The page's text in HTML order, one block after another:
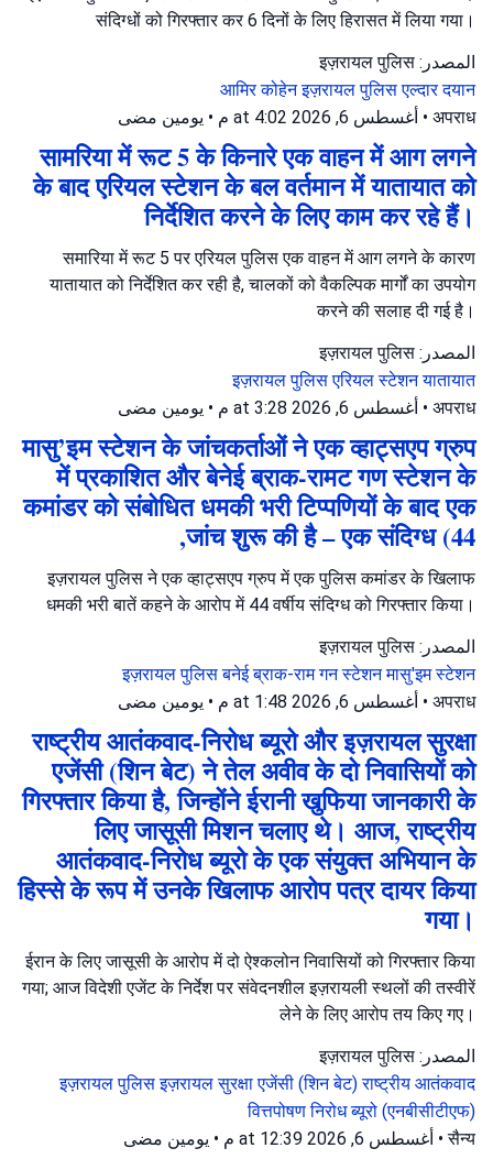
संदिग्धों को गिरफ्तार कर 6 दिनों के लिए हिरासत में लिया गया।
المصدر: इज़रायल पुलिस
आमिर कोहेनइज़रायल पुलिसएल्दार दयान
अपराध
• أغسطس 6, 2026 at 4:02 م • يومين مضى
सामरिया में रूट 5 के किनारे एक वाहन में आग लगने
के बाद एरियल स्टेशन के बल वर्तमान में यातायात को
निर्देशित करने के लिए काम कर रहे हैं।
समारिया में रूट 5 पर एरियल पुलिस एक वाहन में आग लगने के कारण
यातायात को निर्देशित कर रही है, चालकों को वैकल्पिक मार्गों का उपयोग
करने की सलाह दी गई है।
المصدر: इज़रायल पुलिस
इज़रायल पुलिसएरियल स्टेशनयातायात
अपराध
• أغسطس 6, 2026 at 3:28 م • يومين مضى
मासु’इम स्टेशन के जांचकर्ताओं ने एक व्हाट्सएप ग्रुप
में प्रकाशित और बेनेई ब्राक-रामट गण स्टेशन के
कमांडर को संबोधित धमकी भरी टिप्पणियों के बाद एक
जांच शुरू की है – एक संदिग्ध (44,
इज़रायल पुलिस ने एक व्हाट्सएप ग्रुप में एक पुलिस कमांडर के खिलाफ
धमकी भरी बातें कहने के आरोप में 44 वर्षीय संदिग्ध को गिरफ्तार किया।
المصدر: इज़रायल पुलिस
इज़रायल पुलिसबनेई ब्राक-राम गन स्टेशनमासु'इम स्टेशन
अपराध
• أغسطس 6, 2026 at 1:48 م • يومين مضى
राष्ट्रीय आतंकवाद-निरोध ब्यूरो और इज़रायल सुरक्षा
एजेंसी (शिन बेट) ने तेल अवीव के दो निवासियों को
गिरफ्तार किया है, जिन्होंने ईरानी खुफिया जानकारी के
लिए जासूसी मिशन चलाए थे। आज, राष्ट्रीय
आतंकवाद-निरोध ब्यूरो के एक संयुक्त अभियान के
हिस्से के रूप में उनके खिलाफ आरोप पत्र दायर किया
गया।
ईरान के लिए जासूसी के आरोप में दो ऐश्कलोन निवासियों को गिरफ्तार किया
गया; आज विदेशी एजेंट के निर्देश पर संवेदनशील इज़रायली स्थलों की तस्वीरें
लेने के लिए आरोप तय किए गए।
المصدر: इज़रायल पुलिस
इज़रायल पुलिसइज़रायल सुरक्षा एजेंसी (शिन बेट)राष्ट्रीय आतंकवाद
वित्तपोषण निरोध ब्यूरो (एनबीसीटीएफ)
सैन्य
• أغسطس 6, 2026 at 12:39 م • يومين مضى